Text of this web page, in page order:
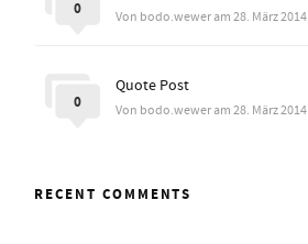
Von bodo.wewer am 28. März 2014
0
Quote Post
Von bodo.wewer am 28. März 2014
0
RECENT COMMENTS